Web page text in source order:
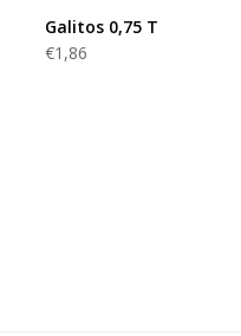
LER MAIS
Galitos 0,75 T
€1,86